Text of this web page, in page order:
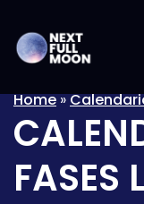
Home»
FASES